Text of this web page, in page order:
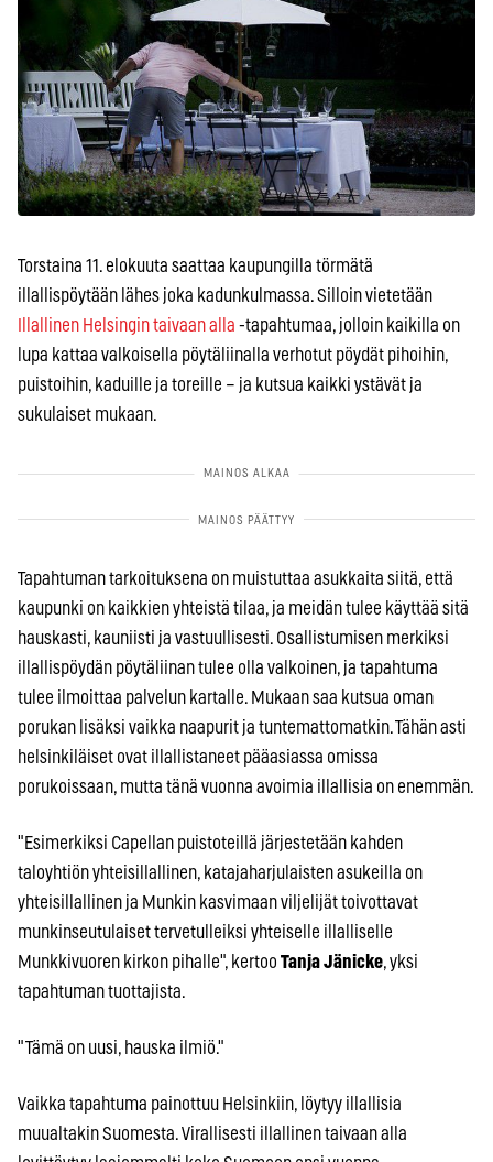
Torstaina 11. elokuuta saattaa kaupungilla törmätä
illallispöytään lähes joka kadunkulmassa. Silloin vietetään
Illallinen Helsingin taivaan alla -tapahtumaa, jolloin kaikilla on
lupa kattaa valkoisella pöytäliinalla verhotut pöydät pihoihin,
puistoihin, kaduille ja toreille – ja kutsua kaikki ystävät ja
sukulaiset mukaan.
Tapahtuman tarkoituksena on muistuttaa asukkaita siitä, että
kaupunki on kaikkien yhteistä tilaa, ja meidän tulee käyttää sitä
hauskasti, kauniisti ja vastuullisesti. Osallistumisen merkiksi
illallispöydän pöytäliinan tulee olla valkoinen, ja tapahtuma
tulee ilmoittaa palvelun kartalle. Mukaan saa kutsua oman
porukan lisäksi vaikka naapurit ja tuntemattomatkin. Tähän asti
helsinkiläiset ovat illallistaneet pääasiassa omissa
porukoissaan, mutta tänä vuonna avoimia illallisia on enemmän.
"Esimerkiksi Capellan puistoteillä järjestetään kahden
taloyhtiön yhteisillallinen, katajaharjulaisten asukeilla on
yhteisillallinen ja Munkin kasvimaan viljelijät toivottavat
munkinseutulaiset tervetulleiksi yhteiselle illalliselle
Munkkivuoren kirkon pihalle", kertoo Tanja Jänicke, yksi
tapahtuman tuottajista.
"Tämä on uusi, hauska ilmiö."
Vaikka tapahtuma painottuu Helsinkiin, löytyy illallisia
muualtakin Suomesta. Virallisesti illallinen taivaan alla